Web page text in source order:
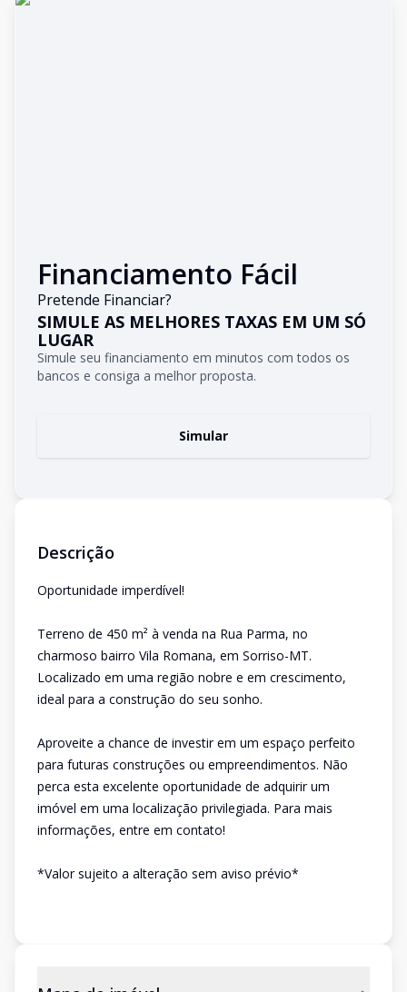
Financiamento Fácil
Pretende Financiar?
SIMULE AS MELHORES TAXAS EM UM SÓ
LUGAR
Simule seu financiamento em minutos com todos os
bancos e consiga a melhor proposta.
Simular
Descrição
Oportunidade imperdível!
Terreno de 450 m² à venda na Rua Parma, no
charmoso bairro Vila Romana, em Sorriso-MT.
Localizado em uma região nobre e em crescimento,
ideal para a construção do seu sonho.
Aproveite a chance de investir em um espaço perfeito
para futuras construções ou empreendimentos. Não
perca esta excelente oportunidade de adquirir um
imóvel em uma localização privilegiada. Para mais
informações, entre em contato!
*Valor sujeito a alteração sem aviso prévio*